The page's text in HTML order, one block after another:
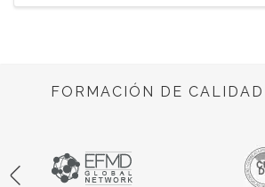
FORMACIÓN DE